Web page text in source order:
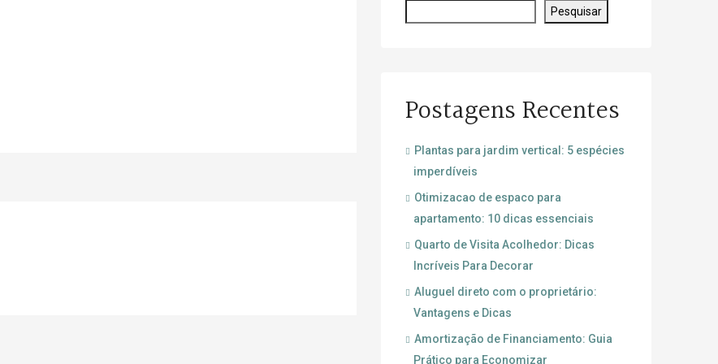
Pesquisar
Postagens Recentes
Plantas para jardim vertical: 5 espécies
imperdíveis
Otimizacao de espaco para
apartamento: 10 dicas essenciais
Quarto de Visita Acolhedor: Dicas
Incríveis Para Decorar
Aluguel direto com o proprietário:
Vantagens e Dicas
Amortização de Financiamento: Guia
Prático para Economizar